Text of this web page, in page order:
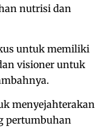
nutrisi dan
untuk memiliki
visioner untuk
menyejahterakan
pertumbuhan